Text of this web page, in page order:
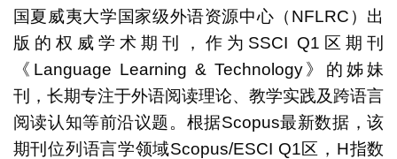
国夏威夷大学国家级外语资源中心（NFLRC）出
版的权威学术期刊，作为SSCI Q1区期刊
《Language Learning & Technology》的姊妹
刊，长期专注于外语阅读理论、教学实践及跨语言
阅读认知等前沿议题。根据Scopus最新数据，该
期刊位列语言学领域Scopus/ESCI Q1区，H指数